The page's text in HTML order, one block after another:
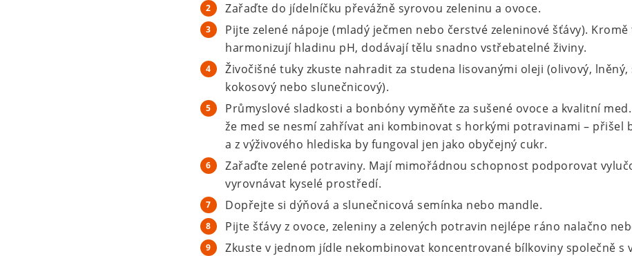
Zařaďte do jídelníčku převážně syrovou zeleninu a ovoce.
Pijte zelené nápoje (mladý ječmen nebo čerstvé zeleninové šťávy). Kromě
harmonizují hladinu pH, dodávají tělu snadno vstřebatelné živiny.
Živočišné tuky zkuste nahradit za studena lisovanými oleji (olivový, lněný,
kokosový nebo slunečnicový).
Průmyslové sladkosti a bonbóny vyměňte za sušené ovoce a kvalitní
že med se nesmí zahřívat ani kombinovat s horkými potravinami – přišel
a z výživového hlediska by fungoval jen jako obyčejný cukr.
Zařaďte zelené potraviny. Mají mimořádnou schopnost podporovat
vyrovnávat kyselé prostředí.
Dopřejte si dýňová a slunečnicová semínka nebo mandle.
Pijte šťávy z ovoce, zeleniny a zelených potravin nejlépe ráno nalačno
Zkuste v jednom jídle nekombinovat koncentrované bílkoviny společně s